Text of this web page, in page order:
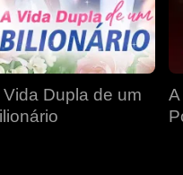
Vida Dupla de um